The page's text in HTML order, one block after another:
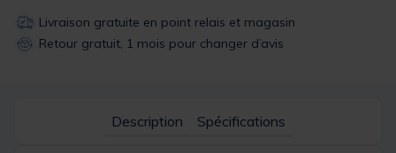
Livraison gratuite en point relais et magasin
Retour gratuit, 1 mois pour changer d’avis
Description Spécifications